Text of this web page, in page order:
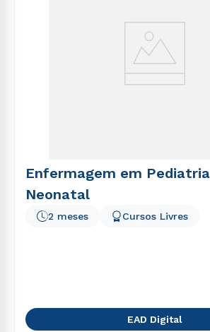
Enfermagem em
Neonatal
2 meses Cursos Livres
EAD Digital